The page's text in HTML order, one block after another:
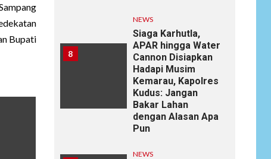
Bupati
8
NEWS
Siaga Karhutla,
APAR hingga Water
Cannon Disiapkan
Hadapi Musim
Kemarau, Kapolres
Kudus: Jangan
Bakar Lahan
dengan Alasan Apa
Pun
NEWS